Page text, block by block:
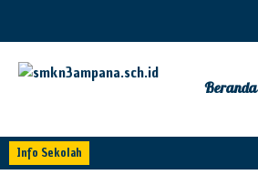
Beranda
Info Sekolah